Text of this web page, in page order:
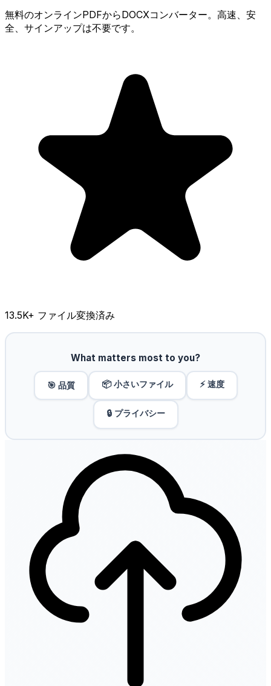
無料のオンラインPDFからDOCXコンバーター。高速、安
全、サインアップは不要です。
13.5K+ ファイル変換済み
What matters most to you?
🎯 品質 📦 小さいファイル ⚡ 速度
🔒 プライバシー